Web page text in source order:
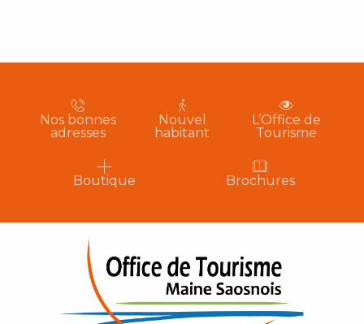
Nos bonnes
adresses
Nouvel
habitant
L’Office de
Tourisme
Boutique Brochures